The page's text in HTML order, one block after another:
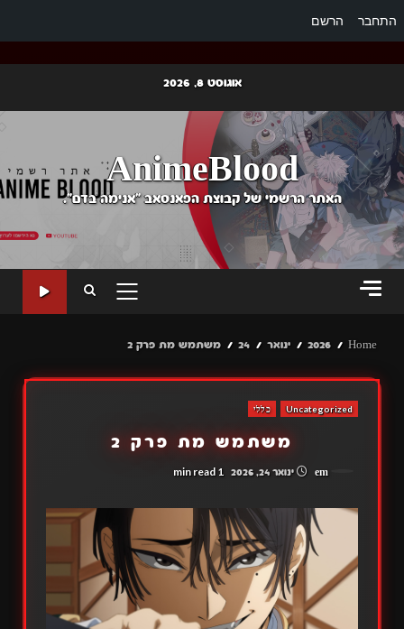
התחבר הרשם
content
אוגוסט 8, 2026
AnimeBlood
האתר הרשמי של קבוצת הפאנסאב "אנימה בדם".
PRIMARY
Home
2026 ינואר 24 משתמש מת פרק 2
Uncategorized כללי
משתמש מת פרק 2
ינואר 24, 2026 1 min read